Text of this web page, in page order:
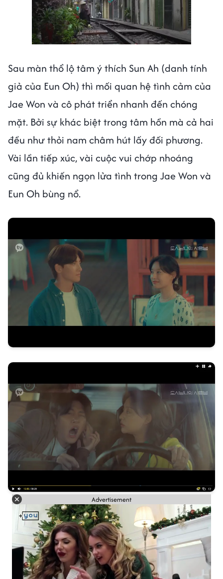
Sau màn thổ lộ tâm ý thích Sun Ah (danh tính
giả của Eun Oh) thì mối quan hệ tình cảm của
Jae Won và cô phát triển nhanh đến chóng
mặt. Bởi sự khác biệt trong tâm hồn mà cả hai
đều như thỏi nam châm hút lấy đối phương.
Vài lần tiếp xúc, vài cuộc vui chớp nhoáng
cũng đủ khiến ngọn lửa tình trong Jae Won và
Eun Oh bùng nổ.
Advertisement